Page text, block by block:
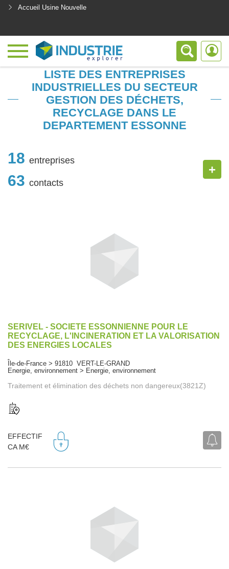
Accueil Usine Nouvelle
LISTE DES ENTREPRISES
INDUSTRIELLES DU SECTEUR
GESTION DES DÉCHETS,
RECYCLAGE DANS LE
DEPARTEMENT ESSONNE
18 entreprises
63 contacts
+
SERIVEL - SOCIETE ESSONNIENNE POUR LE
RECYCLAGE, L'INCINERATION ET LA VALORISATION
DES ENERGIES LOCALES
Île-de-France > 91810 VERT-LE-GRAND
Energie, environnement > Energie, environnement
Traitement et élimination des déchets non dangereux(3821Z)
EFFECTIF
CA M€